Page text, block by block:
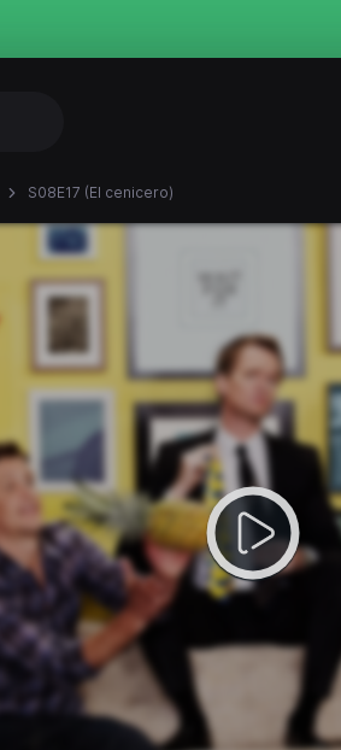
S08E17 (El cenicero)